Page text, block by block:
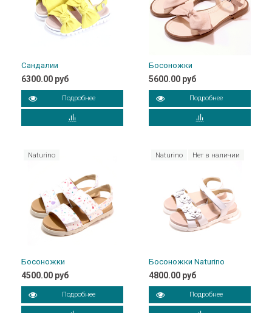
Сандалии
6300.00 руб
Подробнее
Босоножки
5600.00 руб
Подробнее
Naturino
Босоножки
4500.00 руб
Подробнее
Naturino Нет в наличии
Босоножки Naturino
4800.00 руб
Подробнее